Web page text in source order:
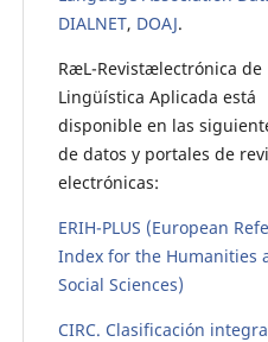
DIALNET, DOAJ.
RæL-Revistælectrónica de
Lingüística Aplicada está
disponible en las
de datos y portales de
electrónicas:
ERIH-PLUS (European
Index for the Humanities
Social Sciences)
CIRC. Clasificación